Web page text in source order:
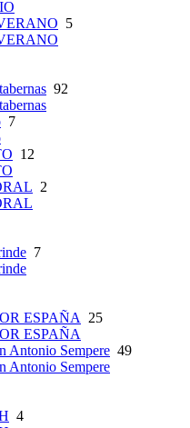
5
92
7
12
2
7
ESPAÑA 25
ESPAÑA
Antonio Sempere 49
Antonio Sempere
4